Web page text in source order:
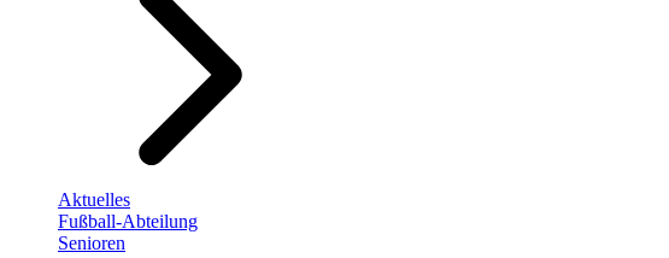
Aktuelles
Fußball-Abteilung
Senioren